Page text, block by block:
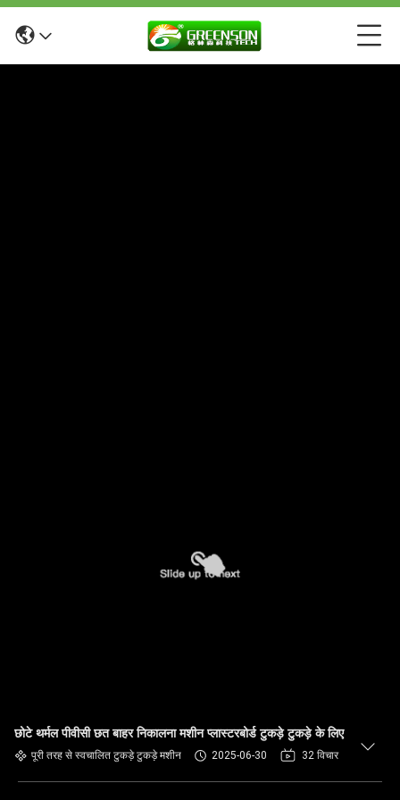
छोटे थर्मल पीवीसी छत बाहर निकालना मशीन प्लास्टरबोर्ड टुकड़े टुकड़े के लिए
पूरी तरह से स्वचालित टुकड़े टुकड़े मशीन 2025-06-30 32 विचार